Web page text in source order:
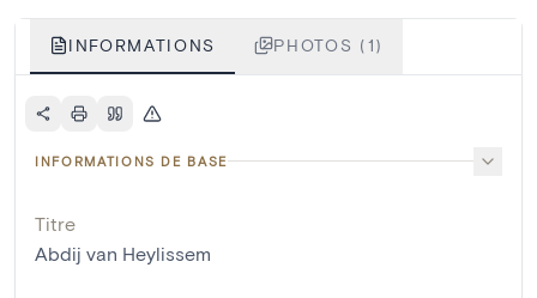
INFORMATIONS PHOTOS (1)
INFORMATIONS DE BASE
Titre
Abdij van Heylissem